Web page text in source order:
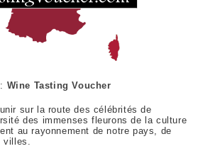
Wine Tasting Voucher
sur la route des célébrités de
des immenses fleurons de la culture
au rayonnement de notre pays, de
villes.